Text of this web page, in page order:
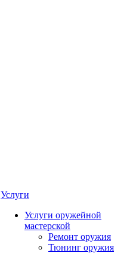
Услуги
Услуги оружейной
мастерской
Ремонт оружия
Тюнинг оружия